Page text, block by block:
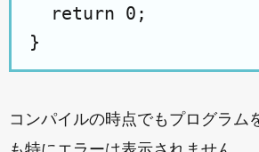
  return 0;
コンパイルの時点でもプログラム